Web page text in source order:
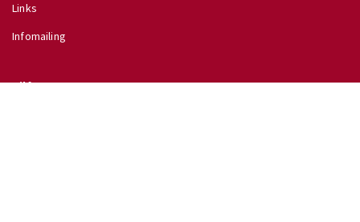
Links
Infomailing
Hilfe